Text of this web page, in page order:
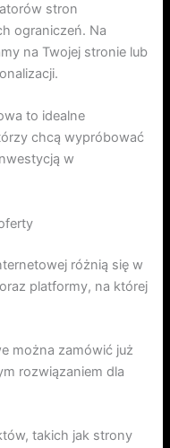
stron
ograniczeń. Na
na Twojej stronie lub
to idealne
chcą wypróbować
w
różnią się w
platformy, na której
można zamówić już
rozwiązaniem dla
takich jak strony